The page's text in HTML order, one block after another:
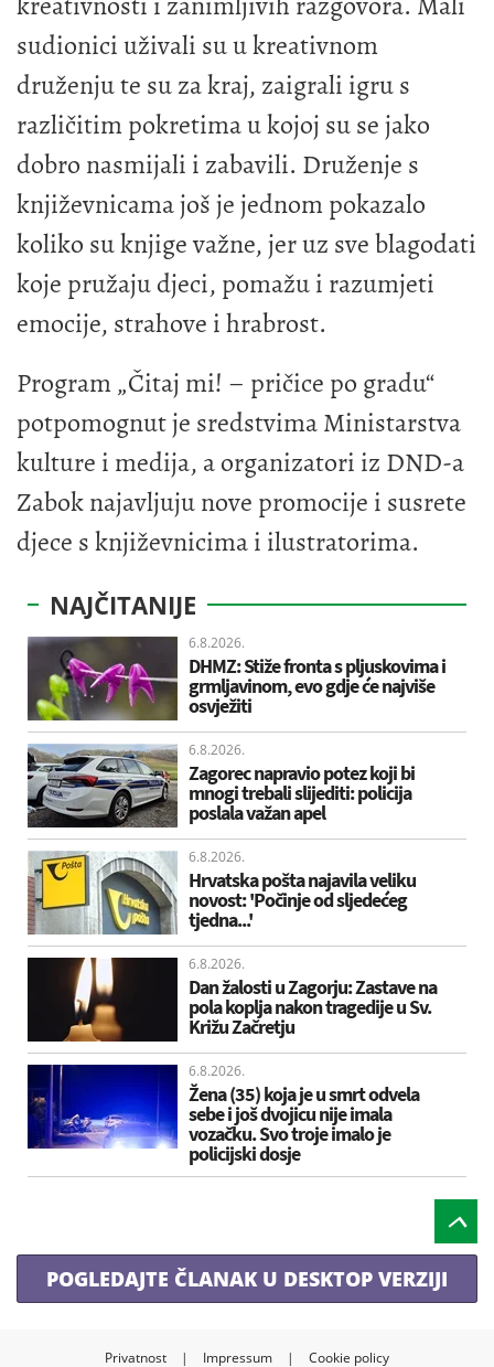
sudionici uživali su u kreativnom
druženju te su za kraj, zaigrali igru s
različitim pokretima u kojoj su se jako
dobro nasmijali i zabavili. Druženje s
književnicama još je jednom pokazalo
koliko su knjige važne, jer uz sve blagodati
koje pružaju djeci, pomažu i razumjeti
emocije, strahove i hrabrost.
Program „Čitaj mi! – pričice po gradu“
potpomognut je sredstvima Ministarstva
kulture i medija, a organizatori iz DND-a
Zabok najavljuju nove promocije i susrete
djece s književnicima i ilustratorima.
NAJČITANIJE
6.8.2026.
DHMZ: Stiže fronta s pljuskovima i
grmljavinom, evo gdje će najviše
osvježiti
6.8.2026.
Zagorec napravio potez koji bi
mnogi trebali slijediti: policija
poslala važan apel
6.8.2026.
Hrvatska pošta najavila veliku
novost: 'Počinje od sljedećeg
tjedna...'
6.8.2026.
Dan žalosti u Zagorju: Zastave na
pola koplja nakon tragedije u Sv.
Križu Začretju
6.8.2026.
Žena (35) koja je u smrt odvela
sebe i još dvojicu nije imala
vozačku. Svo troje imalo je
policijski dosje
POGLEDAJTE ČLANAK U DESKTOP VERZIJI
Privatnost | Impressum | Cookie policy